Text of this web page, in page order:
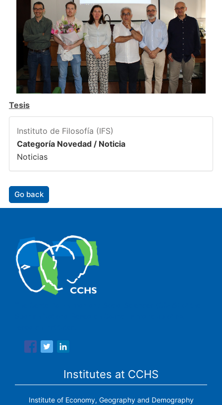
Tesis
Instituto de Filosofía (IFS)
Categoría Novedad / Noticia
Noticias
Go back
Institutes at CCHS
Institute of Economy, Geography and Demography